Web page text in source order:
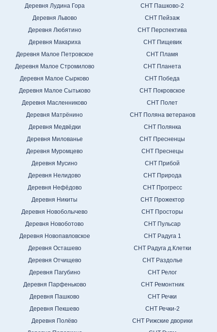
Деревня Лудина Гора
Деревня Львово
Деревня Любятино
Деревня Макариха
Деревня Малое Петровское
Деревня Малое Стромилово
Деревня Малое Сырково
Деревня Малое Сытьково
Деревня Масленниково
Деревня Матрёнино
Деревня Медвёдки
Деревня Милованье
Деревня Муромцево
Деревня Мусино
Деревня Нелидово
Деревня Нефёдово
Деревня Никиты
Деревня Новоболычево
Деревня Новоботово
Деревня Новопавловское
Деревня Осташево
Деревня Отчищево
Деревня Пагубино
Деревня Парфеньково
Деревня Пашково
Деревня Пекшево
Деревня Полёво
СНТ Пашково-2
СНТ Пейзаж
СНТ Перспектива
СНТ Пищевик
СНТ Пламя
СНТ Планета
СНТ Победа
СНТ Покровское
СНТ Полет
СНТ Поляна ветеранов
СНТ Полянка
СНТ Пресненцы
СНТ Преснецы
СНТ Прибой
СНТ Природа
СНТ Прогресс
СНТ Прожектор
СНТ Просторы
СНТ Пульсар
СНТ Радуга 1
СНТ Радуга д.Клетки
СНТ Раздолье
СНТ Релог
СНТ Ремонтник
СНТ Речки
СНТ Речки-2
СНТ Рижские дворики